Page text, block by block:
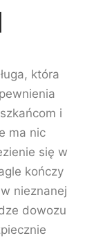
która
i
ma nic
się w
kończy
nieznanej
dowozu